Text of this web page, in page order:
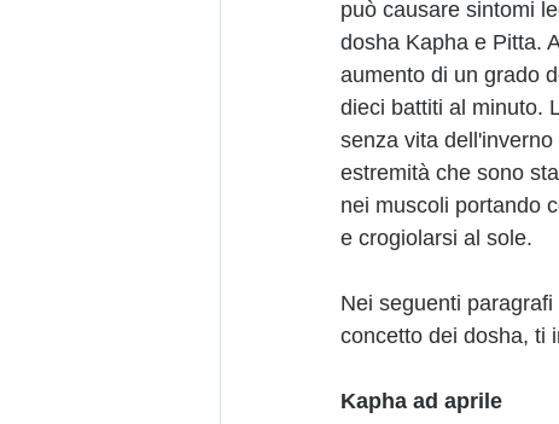
può causare sintomi
dosha Kapha e Pitta.
aumento di un grado
dieci battiti al minuto.
senza vita
estremità che sono
nei muscoli portando
e crogiolarsi al sole.
Nei seguenti
concetto dei dosha, ti
Kapha ad aprile